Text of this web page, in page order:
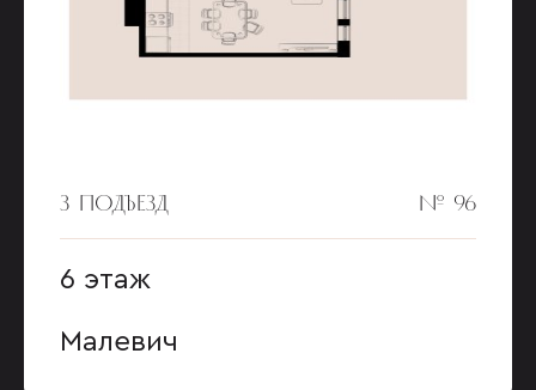
3 ПОДЪЕЗД № 96
6 этаж
Малевич